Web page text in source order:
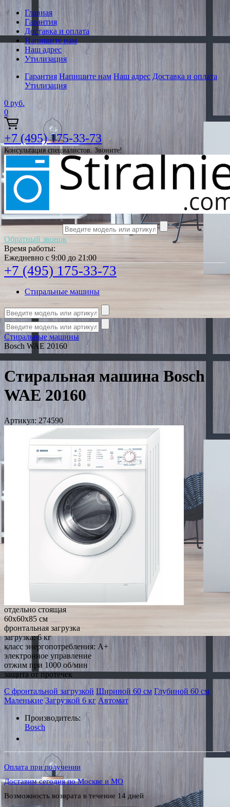
Главная
Гарантия
Доставка и оплата
Напишите нам
Наш адрес
Утилизация
Гарантия Напишите нам Наш адрес Доставка и оплата
Утилизация
0 руб.
0
+7 (495) 175-33-73
Консультация специалистов. Звоните!
Обратный звонок
Время работы:
Ежедневно с 9:00 до 21:00
+7 (495) 175-33-73
Стиральные машины
Стиральные машины
Bosch WAE 20160
Стиральная машина Bosch
WAE 20160
Артикул: 274590
отдельно стоящая
60x60x85 см
фронтальная загрузка
загрузка: 6 кг
класс энергопотребления: A+
электронное управление
отжим при 1000 об/мин
защита от протечек
С фронтальной загрузкой Шириной 60 см Глубиной 60 см
Маленькие Загрузкой 6 кг Автомат
Производитель:
Bosch
*Наличие уточняйте у менеджера
Оплата при получении
Доставим сегодня по Москве и МО
Возможность возврата в течение 14 дней